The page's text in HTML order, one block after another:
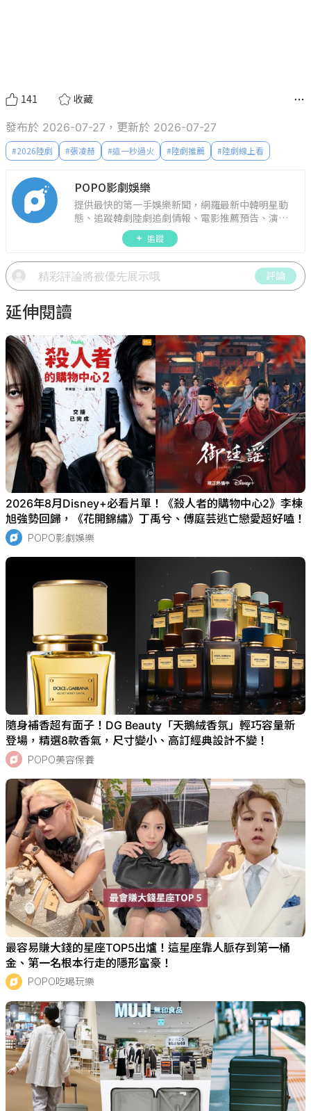
141 收藏
發布於 2026-07-27，更新於 2026-07-27
#2026陸劇 #張凌赫 #這一秒過火 #陸劇推薦 #陸劇線上看
POPO影劇娛樂
提供最快的第一手娛樂新聞，網羅最新中韓明星動
態、追蹤韓劇陸劇追劇情報、電影推薦預告、演藝
圈話題，演唱會見面會最新資訊，讓你追星零時
追蹤
評論
延伸閱讀
2026年8月Disney+必看片單！《殺人者的購物中心2》李棟
旭強勢回歸，《花開錦繡》丁禹兮、傅庭芸逃亡戀愛超好嗑！
POPO影劇娛樂
隨身補香超有面子！DG Beauty「天鵝絨香氛」輕巧容量新
登場，精選8款香氣，尺寸變小、高訂經典設計不變！
POPO美容保養
最容易賺大錢的星座TOP5出爐！這星座靠人脈存到第一桶
金、第一名根本行走的隱形富豪！
POPO吃喝玩樂